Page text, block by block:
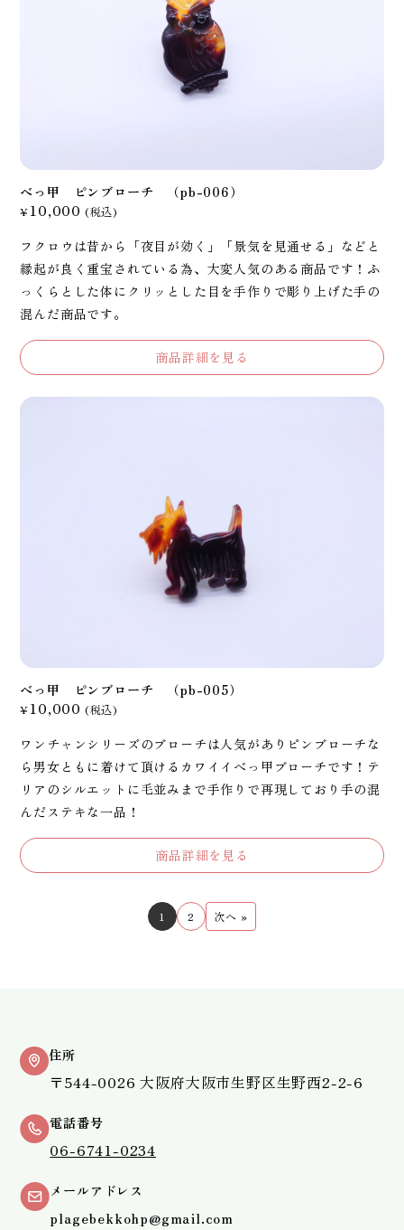
べっ甲 ピンブローチ （pb-006）
¥10,000 (税込)
フクロウは昔から「夜目が効く」「景気を見通せる」などと
縁起が良く重宝されている為、大変人気のある商品です！ふ
っくらとした体にクリッとした目を手作りで彫り上げた手の
混んだ商品です。
商品詳細を見る
べっ甲 ピンブローチ （pb-005）
¥10,000 (税込)
ワンチャンシリーズのブローチは人気がありピンブローチな
ら男女ともに着けて頂けるカワイイべっ甲ブローチです！テ
リアのシルエットに毛並みまで手作りで再現しており手の混
んだステキな一品！
商品詳細を見る
1 2 次へ »
住所
〒544-0026 大阪府大阪市生野区生野西2-2-6
電話番号
06-6741-0234
メールアドレス
plagebekkohp@gmail.com